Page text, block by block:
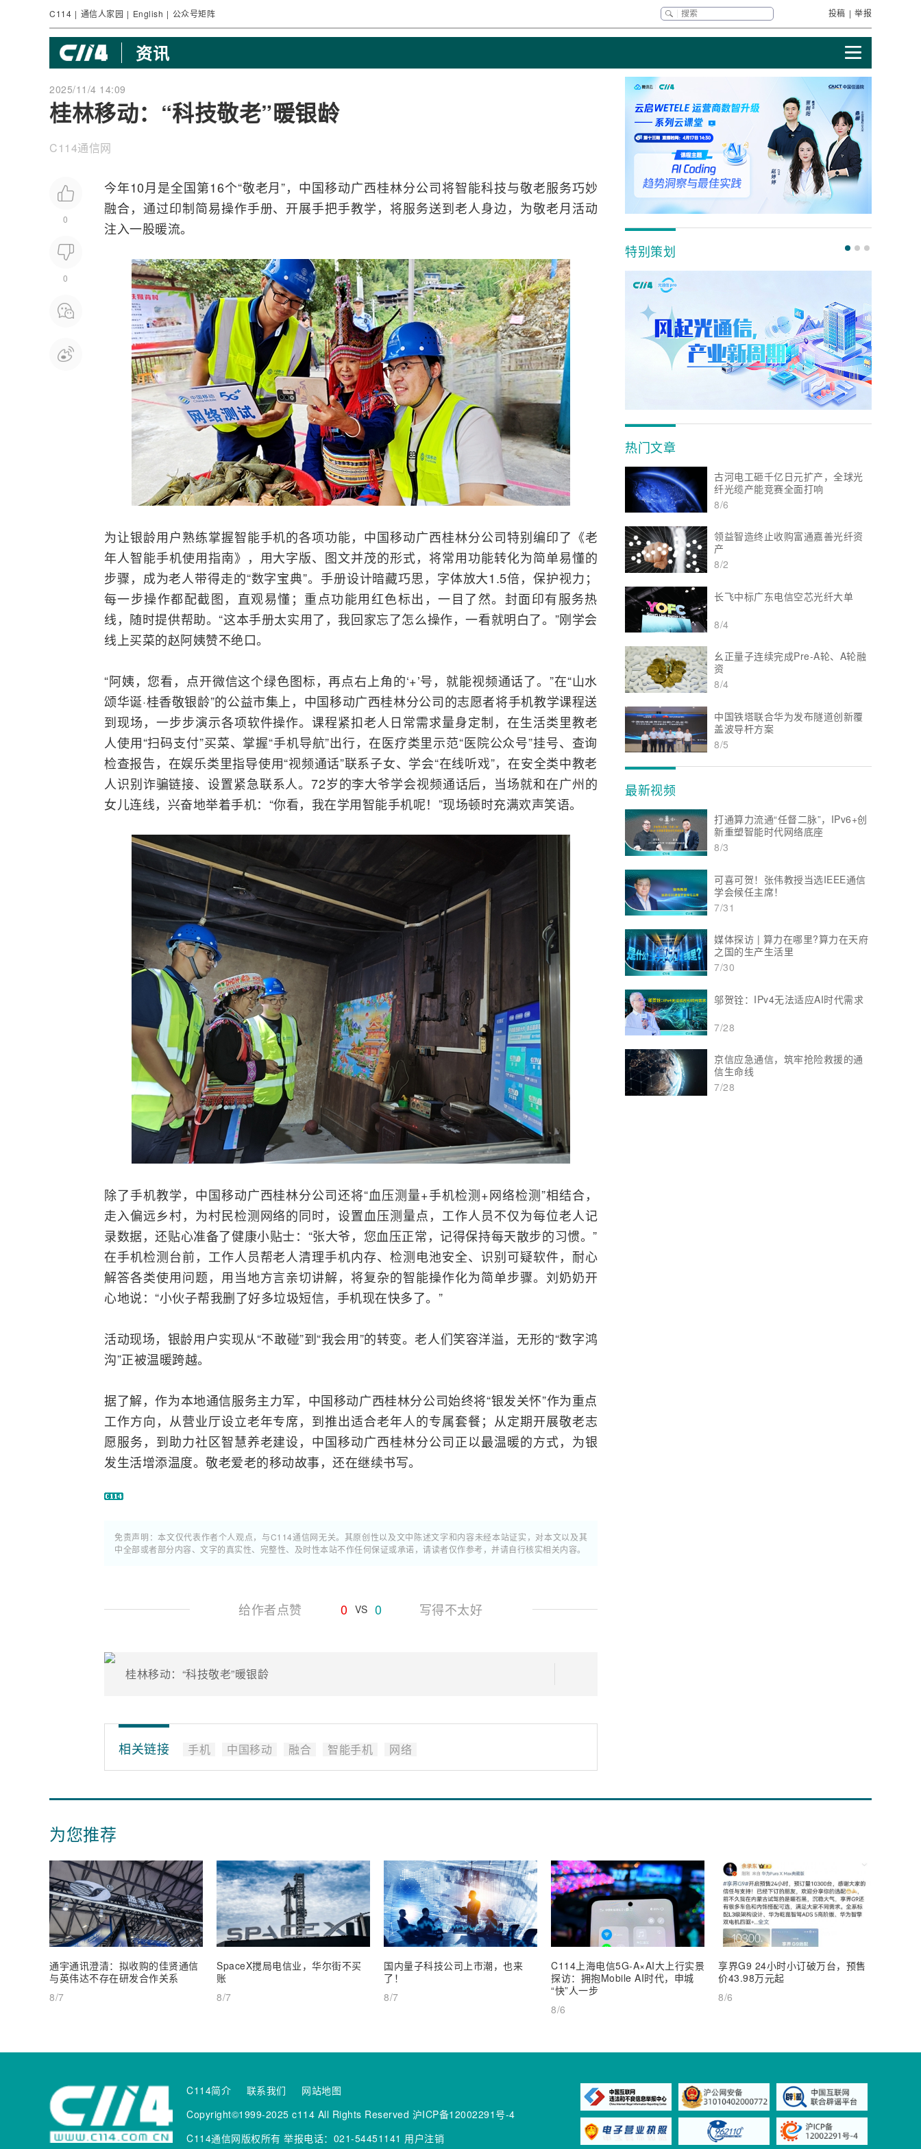
C114 | 通信人家园 | English | 公众号矩阵 投稿 | 举报
资讯
2025/11/4 14:09
桂林移动：“科技敬老”暖银龄
C114通信网
0
0
今年10月是全国第16个“敬老月”， 中国移动广西桂林分公司将智能科技与敬老服务巧妙
融合，通过印制简易操作手册、开展手把手教学，将服务送到老人身边，为敬老月活动
注入一股暖流。
为让银龄用户熟练掌握智能手机的各项功能，中国移动广西桂林分公司特别编印了《老
年人智能手机使用指南》，用大字版、图文并茂的形式，将常用功能转化为简单易懂的
步骤，成为老人带得走的“数字宝典”。手册设计暗藏巧思，字体放大1.5倍，保护视力；
每一步操作都配截图，直观易懂；重点功能用红色标出，一目了然。封面印有服务热
线，随时提供帮助。“这本手册太实用了，我回家忘了怎么操作，一看就明白了。”刚学会
线上买菜的赵阿姨赞不绝口。
“阿姨，您看，点开微信这个绿色图标，再点右上角的‘+’号，就能视频通话了。”在“山水
颂华诞·桂香敬银龄”的公益市集上，中国移动广西桂林分公司的志愿者将手机教学课程送
到现场，一步步演示各项软件操作。课程紧扣老人日常需求量身定制，在生活类里教老
人使用“扫码支付”买菜、掌握“手机导航”出行，在医疗类里示范“医院公众号”挂号、查询
检查报告，在娱乐类里指导使用“视频通话”联系子女、学会“在线听戏”，在安全类中教老
人识别诈骗链接、设置紧急联系人。72岁的李大爷学会视频通话后，当场就和在广州的
女儿连线，兴奋地举着手机：“你看，我在学用智能手机呢！”现场顿时充满欢声笑语。
除了手机教学，中国移动广西桂林分公司还将“血压测量+手机检测+网络检测”相结合，
走入偏远乡村，为村民检测网络的同时，设置血压测量点，工作人员不仅为每位老人记
录数据，还贴心准备了健康小贴士：“张大爷，您血压正常，记得保持每天散步的习惯。”
在手机检测台前，工作人员帮老人清理手机内存、检测电池安全、识别可疑软件，耐心
解答各类使用问题，用当地方言亲切讲解，将复杂的智能操作化为简单步骤。刘奶奶开
心地说：“小伙子帮我删了好多垃圾短信，手机现在快多了。”
活动现场，银龄用户实现从“不敢碰”到“我会用”的转变。老人们笑容洋溢，无形的“数字鸿
沟”正被温暖跨越。
据了解，作为本地通信服务主力军，中国移动广西桂林分公司始终将“银发关怀”作为重点
工作方向，从营业厅设立老年专席，到推出适合老年人的专属套餐；从定期开展敬老志
愿服务，到助力社区智慧养老建设，中国移动广西桂林分公司正以最温暖的方式，为银
发生活增添温度。敬老爱老的移动故事，还在继续书写。
免责声明：本文仅代表作者个人观点，与C114通信网无关。其原创性以及文中陈述文字和内容未经本站证实，对本文以及其
中全部或者部分内容、文字的真实性、完整性、及时性本站不作任何保证或承诺，请读者仅作参考，并请自行核实相关内容。
给作者点赞 0 VS 0 写得不太好
桂林移动：“科技敬老”暖银龄
相关链接 手机 中国移动 融合 智能手机 网络
特别策划
热门文章
古河电工砸千亿日元扩产，全球光
纤光缆产能竞赛全面打响
8/6
领益智造终止收购富通嘉善光纤资
产
8/2
长飞中标广东电信空芯光纤大单
8/4
幺正量子连续完成Pre-A轮、A轮融
资
8/4
中国铁塔联合华为发布隧道创新覆
盖波导杆方案
8/5
最新视频
打通算力流通“任督二脉”，IPv6+创
新重塑智能时代网络底座
8/3
可喜可贺！张伟教授当选IEEE通信
学会候任主席！
7/31
媒体探访 | 算力在哪里?算力在天府
之国的生产生活里
7/30
邬贺铨：IPv4无法适应AI时代需求
7/28
京信应急通信，筑牢抢险救援的通
信生命线
7/28
为您推荐
通宇通讯澄清：拟收购的佳贤通信
与英伟达不存在研发合作关系
8/7
SpaceX搅局电信业，华尔街不买
账
8/7
国内量子科技公司上市潮，也来
了！
8/7
C114上海电信5G-A×AI大上行实景
探访：拥抱Mobile AI时代，申城
“快”人一步
8/6
享界G9 24小时小订破万台，预售
价43.98万元起
8/6
C114简介 联系我们
网站地图
Copyright©1999-2025 c114 All Rights Reserved 沪ICP备12002291号-4
C114通信网版权所有 举报电话：021-54451141 用户注销